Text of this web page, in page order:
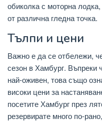
обиколка с моторна
от различна гледна точка.
Тълпи и цени
Важно е да се отбележи,
сезон в Хамбург. Въпреки
най-оживен, това също
високи цени за
посетите Хамбург през
резервирате много по-